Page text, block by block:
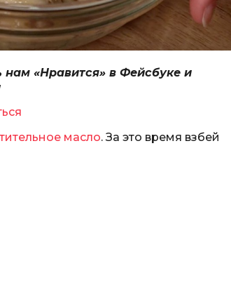
нам «Нравится» в Фейсбуке и
масло. За это время взбей